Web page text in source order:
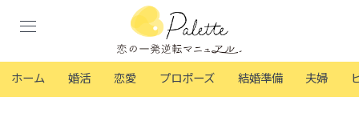
ホーム 婚活 恋愛 プロポーズ 結婚準備 夫婦